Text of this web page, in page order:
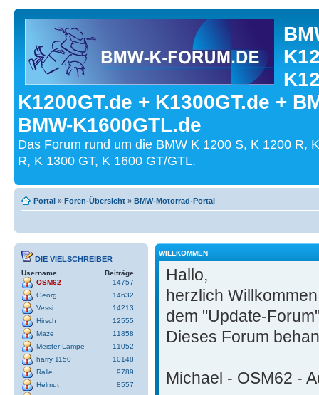
K1200GT.de + K1300GT.de +
BMW-K1600GTL.de
Das Forum rund um die BMW K 1200 S, K 1200 R,
R, K 1300 GT, K 1600 GT/GTL.
Portal » Foren-Übersicht » BMW-Motorrad-Portal
DIE VIELSCHREIBER
Username
Beiträge
OSM62
14757
Georg
14632
Vessi
14213
Hirsch
12555
Maze
11858
Meister Lampe
11052
harry 1150
10148
Ralle
9789
Helmut
8557
WILLKOMMEN
Hallo,
herzlich
dem "Update-
Dieses Forum
Michael - OSM62 -